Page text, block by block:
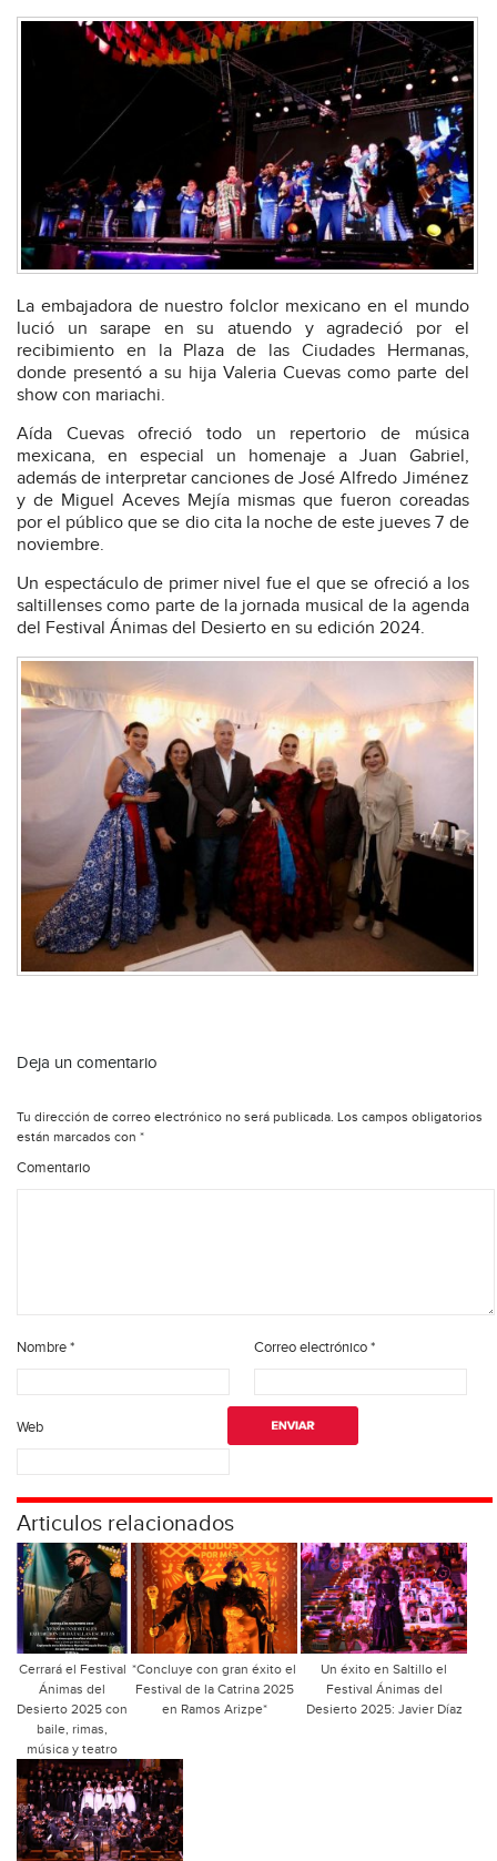
La embajadora de nuestro folclor mexicano en el mundo
lució un sarape en su atuendo y agradeció por el
recibimiento en la Plaza de las Ciudades Hermanas,
donde presentó a su hija Valeria Cuevas como parte del
show con mariachi.
Aída Cuevas ofreció todo un repertorio de música
mexicana, en especial un homenaje a Juan Gabriel,
además de interpretar canciones de José Alfredo Jiménez
y de Miguel Aceves Mejía mismas que fueron coreadas
por el público que se dio cita la noche de este jueves 7 de
noviembre.
Un espectáculo de primer nivel fue el que se ofreció a los
saltillenses como parte de la jornada musical de la agenda
del Festival Ánimas del Desierto en su edición 2024.
Deja un comentario
Tu dirección de correo electrónico no será publicada. Los campos obligatorios
están marcados con *
Comentario
Nombre* Correo electrónico*
Web
Articulos relacionados
Cerrará el Festival
Ánimas del
Desierto 2025 con
baile, rimas,
música y teatro
*Concluye con gran éxito el
Festival de la Catrina 2025
en Ramos Arizpe*
Un éxito en Saltillo el
Festival Ánimas del
Desierto 2025: Javier Díaz